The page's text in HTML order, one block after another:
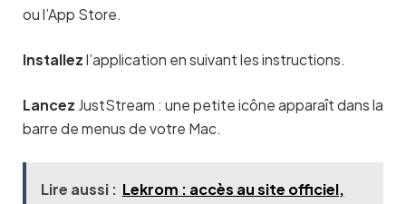
ou l’App Store.
Installez l’application en suivant les instructions.
Lancez JustStream : une petite icône apparaît dans la
barre de menus de votre Mac.
Lire aussi : Lekrom : accès au site officiel,